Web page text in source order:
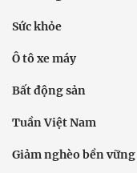
Sức khỏe
Ô tô xe máy
Bất động sản
Tuần Việt Nam
Giảm nghèo bền vững